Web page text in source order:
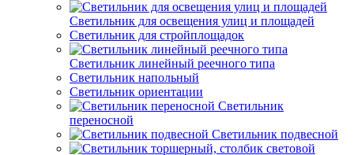
Светильник для освещения улиц и площадей
Светильник для стройплощадок
Светильник линейный реечного типа
Светильник напольный
Светильник ориентации
Светильник
переносной
Светильник подвесной